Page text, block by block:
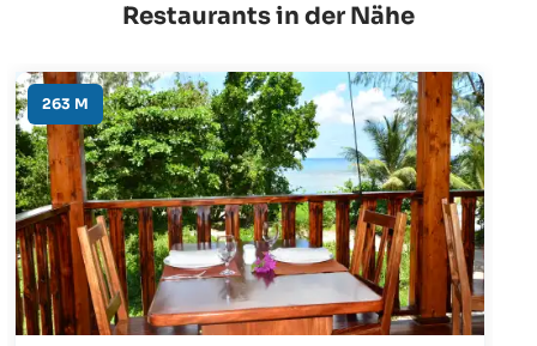
Restaurants in der Nähe
263 M